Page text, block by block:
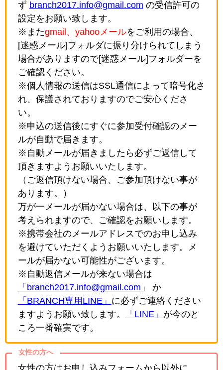
ず branch2017.info@gmail.com の受信許可の
設定をお願い致します。
※またgmail、yahooメールをご利用の場合、
[迷惑メール]フォルダに振り分けられてしまう
場合がありますので[迷惑メール]フォルダーを
ご確認ください。
※個人情報の送信はSSL通信によって暗号化さ
れ、保護されておりますのでご安心くださ
い。
※申込の送信後にすぐに参加受付確認のメー
ルが自動で届きます。
※自動メールが届きましたら必ずご返信して
頂きますようお願いいたします。
（ご返信頂けない場合、ご参加頂けない事が
あります。）
万が一メールが届かない場合は、以下の事が
考えられますので、ご確認をお願いします。
※携帯会社のメールアドレスでのお申し込み
を避けていただくようお願いいたします。メ
ールが届かない可能性がございます。
※自動返信メールが来ない場合は
「branch2017.info@gmail.com 」 か
「BRANCH専用LINE」 に必ずご連絡ください
ますようお願い致します。
「LINE」 が今のと
ころ一番確実です。
女性の方へ
女性の方はお申し込みフォームから以外に